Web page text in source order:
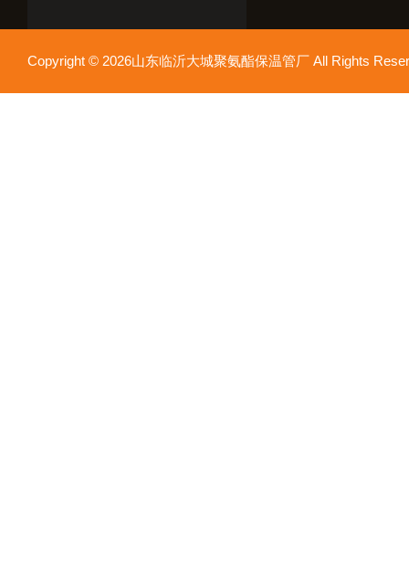
Copyright © 2026山东临沂大城聚氨酯保温管厂 All Rights